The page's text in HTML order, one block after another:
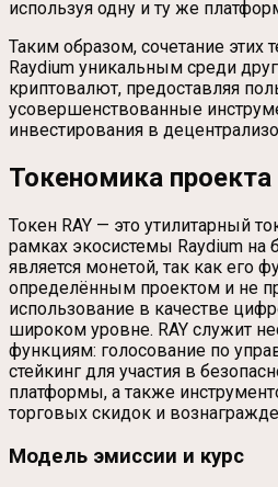
используя одну и ту же
Таким образом, сочетание этих
Raydium уникальным среди
криптовалют, предоставляя
усовершенствованные
инвестирования в
Токеномика проекта
Токен RAY — это утилитарный
рамках экосистемы Raydium на
является монетой, так как его
определённым проектом и не
использование в качестве
широком уровне. RAY служит
функциям: голосование по
стейкинг для участия в
платформы, а также
торговых скидок и
Модель эмиссии и курс